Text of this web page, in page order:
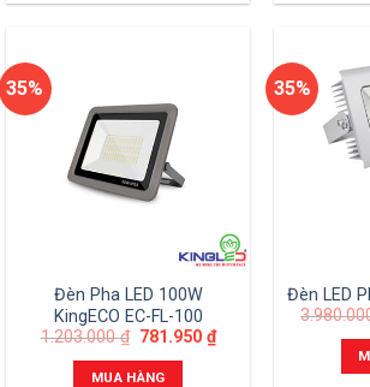
35%
Đèn Pha LED 100W
KingECO EC-FL-100
1.203.000₫ 781.950 ₫
MUA HÀNG
35%
Đèn LED